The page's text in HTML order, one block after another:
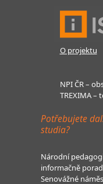
O projektu
NPI ČR –
TREXIMA –
Potřebujete
studia?
Národní
informačně
Senovážné